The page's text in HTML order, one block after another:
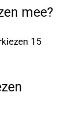
mee?
15